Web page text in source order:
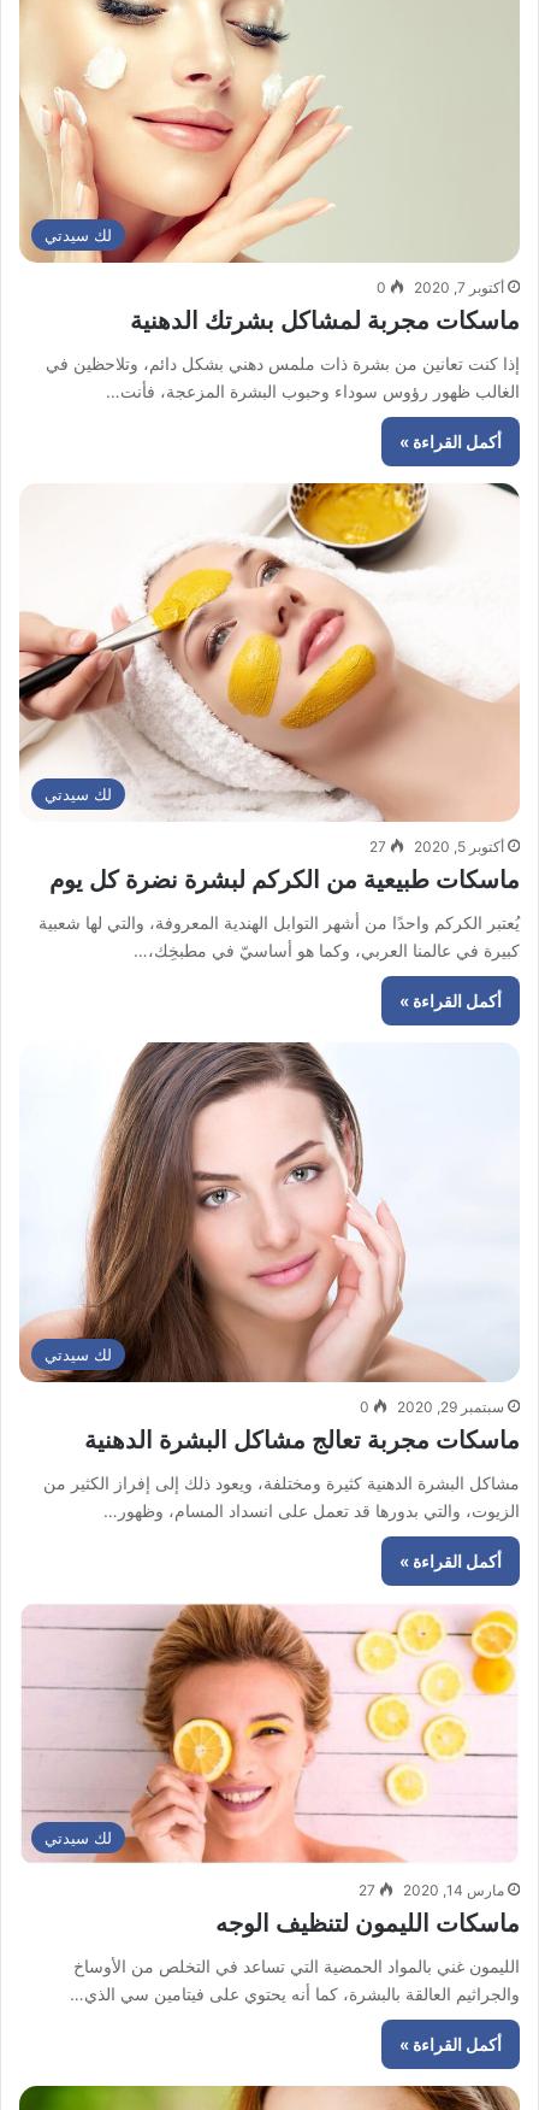
لك سيدتي
أكتوبر 7, 2020 0
ماسكات مجربة لمشاكل بشرتك الدهنية
إذا كنت تعانين من بشرة ذات ملمس دهني بشكل دائم، وتلاحظين في
الغالب ظهور رؤوس سوداء وحبوب البشرة المزعجة، فأنت…
أكمل القراءة »
لك سيدتي
أكتوبر 5, 2020 27
ماسكات طبيعية من الكركم لبشرة نضرة كل يوم
يُعتبر الكركم واحدًا من أشهر التوابل الهندية المعروفة، والتي لها شعبية
كبيرة في عالمنا العربي، وكما هو أساسيّ في مطبخِك،…
أكمل القراءة »
لك سيدتي
سبتمبر 29, 2020 0
ماسكات مجربة تعالج مشاكل البشرة الدهنية
مشاكل البشرة الدهنية كثيرة ومختلفة، ويعود ذلك إلى إفراز الكثير من
الزيوت، والتي بدورها قد تعمل على انسداد المسام، وظهور…
أكمل القراءة »
لك سيدتي
مارس 14, 2020 27
ماسكات الليمون لتنظيف الوجه
الليمون غني بالمواد الحمضية التي تساعد في التخلص من الأوساخ
والجراثيم العالقة بالبشرة، كما أنه يحتوي على فيتامين سي الذي…
أكمل القراءة »